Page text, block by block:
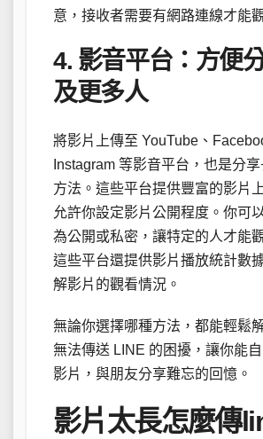
意，接收者需要有網路連線才能
4. 影音平台：方便
及更多人
將影片上傳至 YouTube、
Instagram 等影音平台，也是分
方法。這些平台提供豐富的影片
允許你設定影片公開程度。你可
為公開或私密，讓特定的人才能
這些平台還提供影片播放統計數
解影片的觀看情況。
無論你選擇哪種方法，都能輕鬆
無法傳送 LINE 的困擾，讓你能
影片，與朋友分享難忘的回憶。
影片太長怎麼傳